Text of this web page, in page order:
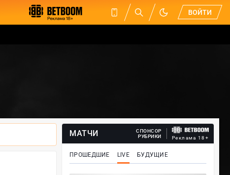
ВОЙТИ
МАТЧИ
СПОНСОР
РУБРИКИ
Реклама 18+
ПРОШЕДШИЕ LIVE БУДУЩИЕ